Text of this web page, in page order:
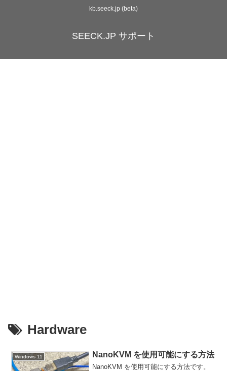
kb.seeck.jp (beta)
SEECK.JP サポート
Hardware
Windows 11 NanoKVM を使用可能にする方法
NanoKVM を使用可能にする方法です。